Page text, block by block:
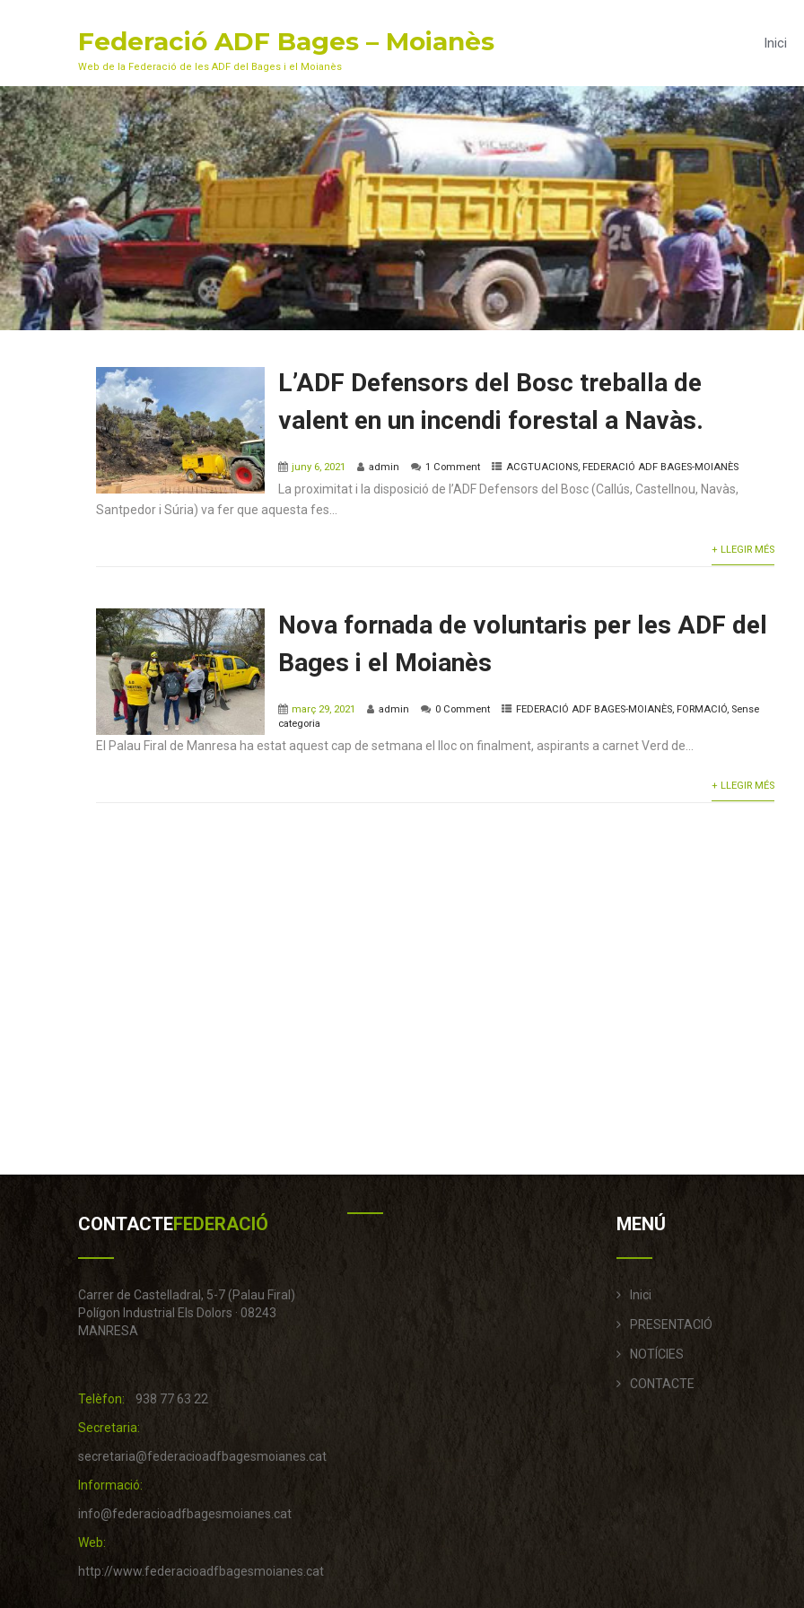
Federació ADF Bages – Moianès
Web de la Federació de les ADF del Bages i el Moianès
Inici
L’ADF Defensors del Bosc treballa de
valent en un incendi forestal a Navàs.
juny 6, 2021 admin 1 Comment ACGTUACIONS, FEDERACIÓ ADF BAGES-MOIANÈS
La proximitat i la disposició de l’ADF Defensors del Bosc (Callús, Castellnou, Navàs,
Santpedor i Súria) va fer que aquesta fes...
+ LLEGIR MÉS
Nova fornada de voluntaris per les ADF del
Bages i el Moianès
març 29, 2021 admin 0 Comment FEDERACIÓ ADF BAGES-MOIANÈS, FORMACIÓ, Sense
categoria
El Palau Firal de Manresa ha estat aquest cap de setmana el lloc on finalment, aspirants a carnet Verd de...
+ LLEGIR MÉS
CONTACTEFEDERACIÓ
Carrer de Castelladral, 5-7 (Palau Firal)
Polígon Industrial Els Dolors · 08243
MANRESA
Telèfon: 938 77 63 22
Secretaria:
secretaria@federacioadfbagesmoianes.cat
Informació:
info@federacioadfbagesmoianes.cat
Web:
http://www.federacioadfbagesmoianes.cat
MENÚ
Inici
PRESENTACIÓ
NOTÍCIES
CONTACTE